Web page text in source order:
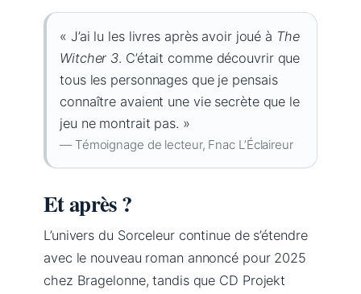
« J’ai lu les livres après avoir joué à The
Witcher 3. C’était comme découvrir que
tous les personnages que je pensais
connaître avaient une vie secrète que le
jeu ne montrait pas. »
— Témoignage de lecteur, Fnac L’Éclaireur
Et après ?
L’univers du Sorceleur continue de s’étendre
avec le nouveau roman annoncé pour 2025
chez Bragelonne, tandis que CD Projekt